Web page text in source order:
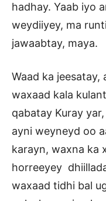
hadhay. Yaab iyo
weydiiyey, ma
jawaabtay, maya.
Waad ka
waxaad kala
qabatay Kuray
ayni weyneyd oo
karayn, waxna ka
horreeyey
waxaad tidhi bal